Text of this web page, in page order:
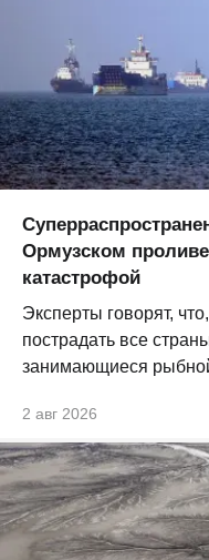
Ормузском
катастрофой
Эксперты говорят,
пострадать все
занимающиеся
2 авг 2026